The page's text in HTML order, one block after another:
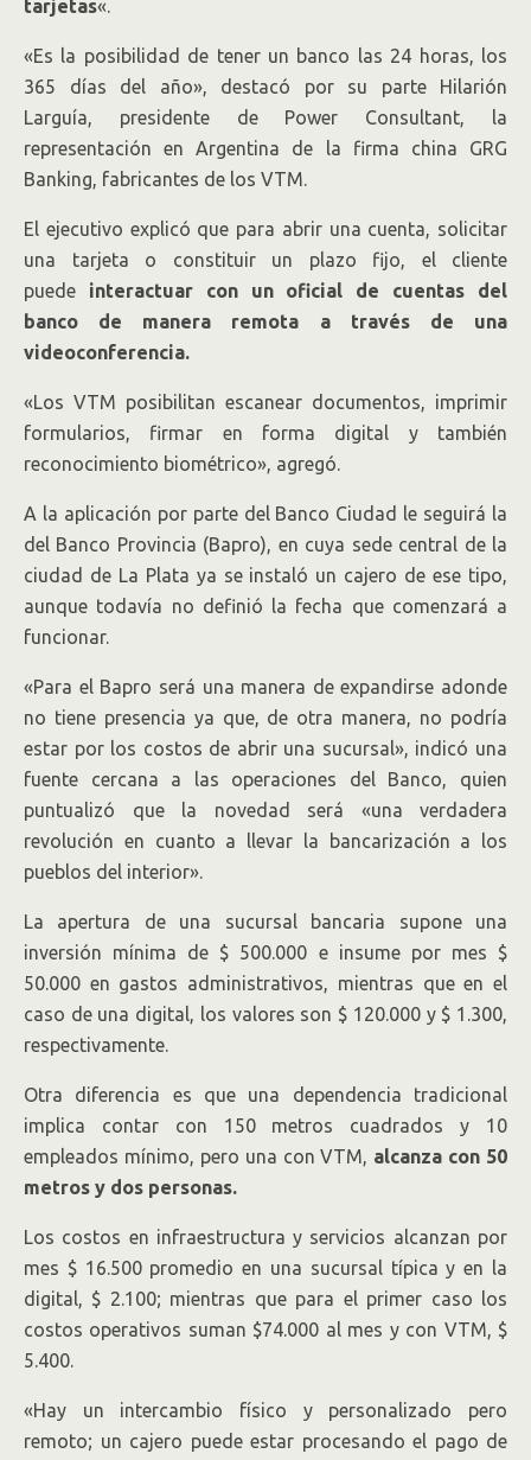
tarjetas«.
«Es la posibilidad de tener un banco las 24 horas, los
365 días del año», destacó por su parte Hilarión
Larguía, presidente de Power Consultant, la
representación en Argentina de la firma china GRG
Banking, fabricantes de los VTM.
El ejecutivo explicó que para abrir una cuenta, solicitar
una tarjeta o constituir un plazo fijo, el cliente
puede interactuar con un oficial de cuentas del
banco de manera remota a través de una
videoconferencia.
«Los VTM posibilitan escanear documentos, imprimir
formularios, firmar en forma digital y también
reconocimiento biométrico», agregó.
A la aplicación por parte del Banco Ciudad le seguirá la
del Banco Provincia (Bapro), en cuya sede central de la
ciudad de La Plata ya se instaló un cajero de ese tipo,
aunque todavía no definió la fecha que comenzará a
funcionar.
«Para el Bapro será una manera de expandirse adonde
no tiene presencia ya que, de otra manera, no podría
estar por los costos de abrir una sucursal», indicó una
fuente cercana a las operaciones del Banco, quien
puntualizó que la novedad será «una verdadera
revolución en cuanto a llevar la bancarización a los
pueblos del interior».
La apertura de una sucursal bancaria supone una
inversión mínima de $ 500.000 e insume por mes $
50.000 en gastos administrativos, mientras que en el
caso de una digital, los valores son $ 120.000 y $ 1.300,
respectivamente.
Otra diferencia es que una dependencia tradicional
implica contar con 150 metros cuadrados y 10
empleados mínimo, pero una con VTM, alcanza con 50
metros y dos personas.
Los costos en infraestructura y servicios alcanzan por
mes $ 16.500 promedio en una sucursal típica y en la
digital, $ 2.100; mientras que para el primer caso los
costos operativos suman $74.000 al mes y con VTM, $
5.400.
«Hay un intercambio físico y personalizado pero
remoto; un cajero puede estar procesando el pago de